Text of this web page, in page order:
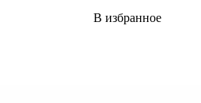
В избранное